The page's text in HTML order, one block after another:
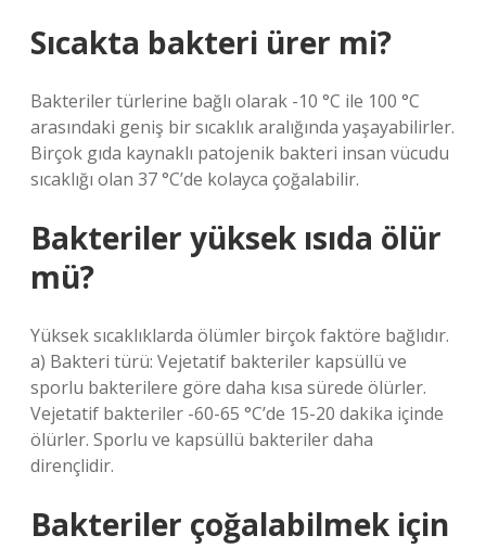
Sıcakta bakteri ürer mi?
Bakteriler türlerine bağlı olarak -10 °C ile 100 °C
arasındaki geniş bir sıcaklık aralığında yaşayabilirler.
Birçok gıda kaynaklı patojenik bakteri insan vücudu
sıcaklığı olan 37 °C’de kolayca çoğalabilir.
Bakteriler yüksek ısıda ölür
mü?
Yüksek sıcaklıklarda ölümler birçok faktöre bağlıdır.
a) Bakteri türü: Vejetatif bakteriler kapsüllü ve
sporlu bakterilere göre daha kısa sürede ölürler.
Vejetatif bakteriler -60-65 °C’de 15-20 dakika içinde
ölürler. Sporlu ve kapsüllü bakteriler daha
dirençlidir.
Bakteriler çoğalabilmek için